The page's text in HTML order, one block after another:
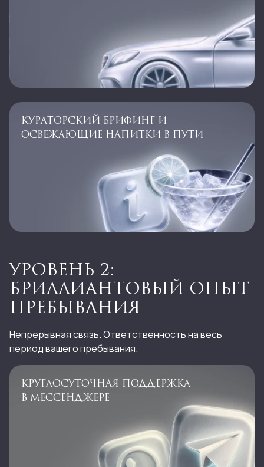
КУРАТОРСКИЙ БРИФИНГ И
ОСВЕЖАЮЩИЕ НАПИТКИ В ПУТИ
УРОВЕНЬ 2:
БРИЛЛИАНТОВЫЙ ОПЫТ
ПРЕБЫВАНИЯ
Непрерывная связь. Ответственность на весь
период вашего пребывания.
КРУГЛОСУТОЧНАЯ ПОДДЕРЖКА
В МЕССЕНДЖЕРЕ